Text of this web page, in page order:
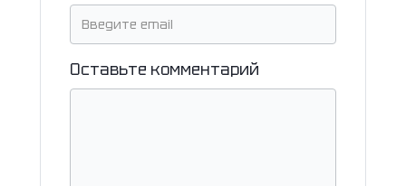
Оставьте комментарий